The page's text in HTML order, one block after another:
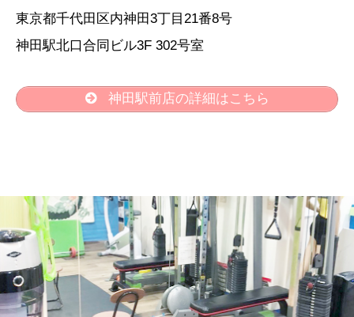
東京都千代田区内神田3丁目21番8号
神田駅北口合同ビル3F 302号室
神田駅前店の詳細はこちら